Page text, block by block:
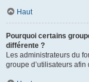
Haut
Pourquoi certains
différente ?
Les administrateurs du
groupe d’utilisateurs